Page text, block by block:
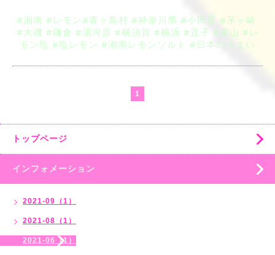
#湘南 #レモン#青ヶ島村 #神奈川県 #小田原 #茅ヶ崎
#大磯 #鎌倉 #湯河原 #横須賀 #横浜 #逗子 #葉山 #レ
モン塩 #塩レモン #湘南レモンソルト #日本のうまい
1
トップページ
インフォメーション
2021-09（1）
2021-08（1）
2021-06（1）